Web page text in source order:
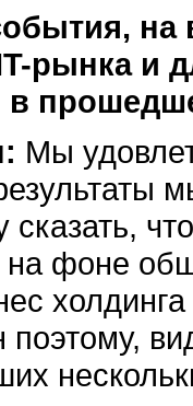
рынка и
в
Мы
сказать,
фоне